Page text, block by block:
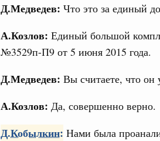
Д.Медведев: Что это за единый
А.Козлов: Единый большой
№3529п-П9 от 5 июня 2015 года.
Д.Медведев: Вы считаете, что он
А.Козлов: Да, совершенно верно.
Д.Кобылкин: Нами была